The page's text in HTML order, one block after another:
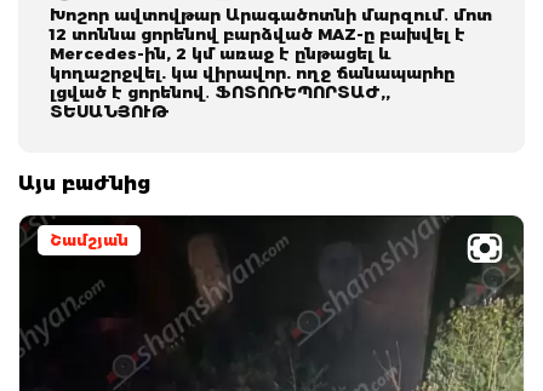
Խոշոր ավտովթար Արագածոտնի մարզում․ մոտ
12 տոննա ցորենով բարձված MAZ-ը բախվել է
Mercedes-ին, 2 կմ առաջ է ընթացել և
կողաշրջվել. կա վիրավոր. ողջ ճանապարհը
լցված է ցորենով․ ՖՈՏՈՌԵՊՈՐՏԱԺ,,
ՏԵՍԱՆՅՈՒԹ
Այս բաժնից
Շամշյան